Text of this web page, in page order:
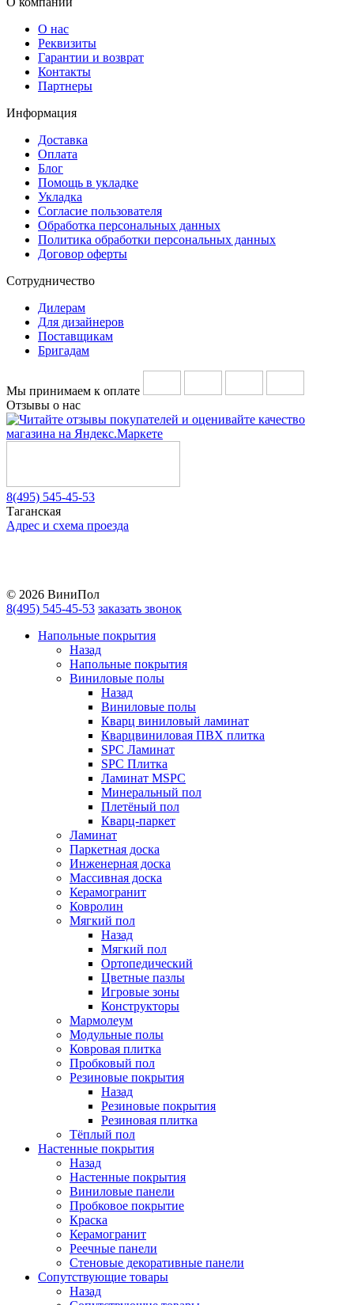
О нас
Реквизиты
Гарантии и возврат
Контакты
Партнеры
Информация
Доставка
Оплата
Блог
Помощь в укладке
Укладка
Согласие пользователя
Обработка персональных данных
Политика обработки персональных данных
Договор оферты
Сотрудничество
Дилерам
Для дизайнеров
Поставщикам
Бригадам
Мы принимаем к оплате
Отзывы о нас
8(495) 545-45-53
Таганская
Адрес и схема проезда
© 2026 ВиниПол
8(495) 545-45-53 заказать звонок
Напольные покрытия
Назад
Напольные покрытия
Виниловые полы
Назад
Виниловые полы
Кварц виниловый ламинат
Кварцвиниловая ПВХ плитка
SPC Ламинат
SPC Плитка
Ламинат MSPC
Минеральный пол
Плетёный пол
Кварц-паркет
Ламинат
Паркетная доска
Инженерная доска
Массивная доска
Керамогранит
Ковролин
Мягкий пол
Назад
Мягкий пол
Ортопедический
Цветные пазлы
Игровые зоны
Конструкторы
Мармолеум
Модульные полы
Ковровая плитка
Пробковый пол
Резиновые покрытия
Назад
Резиновые покрытия
Резиновая плитка
Тёплый пол
Настенные покрытия
Назад
Настенные покрытия
Виниловые панели
Пробковое покрытие
Краска
Керамогранит
Реечные панели
Стеновые декоративные панели
Сопутствующие товары
Назад